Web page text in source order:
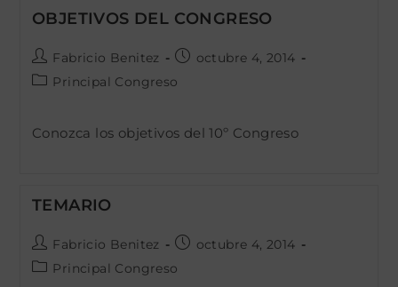
OBJETIVOS DEL CONGRESO
Autor
de
Fabricio Benitez
Publicación
octubre 4, 2014
Categoría
entrada:
Principal Congreso
Conozca los objetivos del 10º Congreso
TEMARIO
Autor
de
Fabricio Benitez
Publicación
octubre 4, 2014
Categoría
Principal Congreso